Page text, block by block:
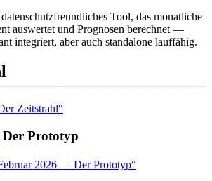
Tool, das monatliche
auswertet und Prognosen berechnet —
integriert, aber auch standalone lauffähig.
Zeitstrahl“
Prototyp
2026 — Der Prototyp“